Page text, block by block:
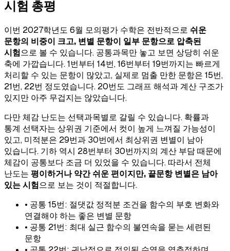
시험 총평
이번 2027학년도 6월 모의평가 수학은 전반적으로 쉬운
문항의 비중이 크고, 변별 문항이 일부 문항으로 압축된
시험으로 볼 수 있습니다. 공통과목만 놓고 보면 상당히 쉬운
축에 가깝습니다. 1번부터 14번, 16번부터 19번까지는 빠르게
처리할 수 있는 문항이 많았고, 실제로 멈출 만한 문항은 15번,
21번, 22번 정도였습니다. 20번도 그래프 해석과 계산 구조가
있지만 아주 무겁지는 않았습니다.
다만 체감 난도는 선택과목별로 갈릴 수 있습니다. 확률과
통계 선택자는 상위권 기준에서 컷이 높게 느껴질 가능성이
있고, 미적분은 29번과 30번에서 최상위권 변별이 남아
있습니다. 기하 역시 28번부터 30번까지의 계산 부담 때문에
체감이 공통보다 조금 더 있었을 수 있습니다. 따라서 전체
난도는 평이하거나 약간 쉬운 편이지만, 끝문항 변별은 남아
있는 시험으로 보는 것이 적절합니다.
• 공통 15번: 절댓값 정적분 조건을 함수의 부호 변화와
연결해야 하는 좋은 변별 문항
• 공통 21번: 최대 실근 함수의 불연속을 묻는 세련된
문항